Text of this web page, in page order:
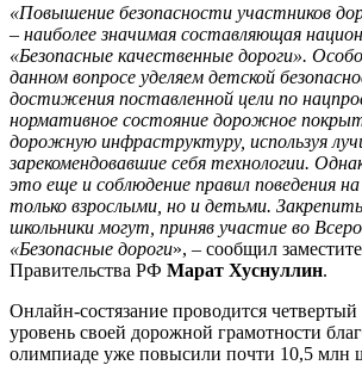
«Повышение безопасности участников
– наиболее значимая составляющая
«Безопасные качественные дороги».
данном вопросе уделяем детской
достижения поставленной цели по
нормативное состояние дорожное
дорожную инфраструктуру, используя
зарекомендовавшие себя технологии.
это еще и соблюдение правил поведения
только взрослыми, но и детьми.
школьники могут, приняв участие во
«Безопасные дороги», – сообщил
Правительства РФ Марат Хуснуллин.
Онлайн-состязание проводится четвертый
уровень своей дорожной грамотности
олимпиаде уже повысили почти 10,5 млн